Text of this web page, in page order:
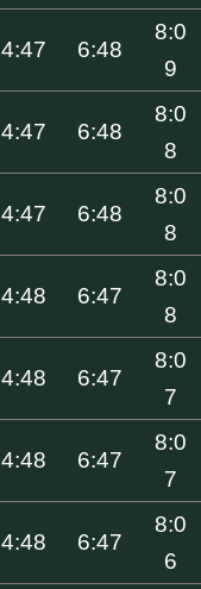
4:47 6:48
8:0
9
4:47 6:48
8:0
8
4:47 6:48
8:0
8
4:48 6:47
8:0
8
4:48 6:47
8:0
7
4:48 6:47
8:0
7
4:48 6:47
8:0
6